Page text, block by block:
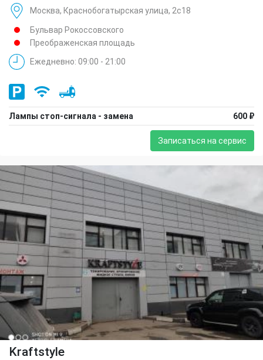
Москва, Краснобогатырская улица, 2с18
Бульвар Рокоссовского
Преображенская площадь
Ежедневно: 09:00 - 21:00
Лампы стоп-сигнала - замена 600 ₽
Записаться на сервис
Kraftstyle